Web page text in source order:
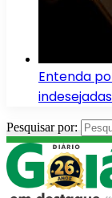
Entenda
Pesquisar por: